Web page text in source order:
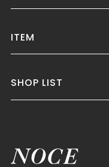
ITEM
SHOP LIST